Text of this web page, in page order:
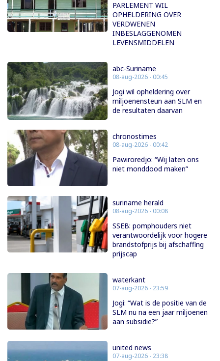
PARLEMENT WIL
OPHELDERING OVER
VERDWENEN
INBESLAGGENOMEN
LEVENSMIDDELEN
abc-Suriname
08-aug-2026 - 00:45
Jogi wil opheldering over
miljoenensteun aan SLM en
de resultaten daarvan
chronostimes
08-aug-2026 - 00:42
Pawiroredjo: “Wij laten ons
niet monddood maken”
suriname herald
08-aug-2026 - 00:08
SSEB: pomphouders niet
verantwoordelijk voor hogere
brandstofprijs bij afschaffing
prijscap
waterkant
07-aug-2026 - 23:59
Jogi: “Wat is de positie van de
SLM nu na een jaar miljoenen
aan subsidie?”
united news
07-aug-2026 - 23:38